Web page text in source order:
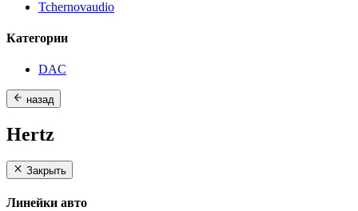
Tchernovaudio
Категории
DAC
назад
Hertz
Закрыть
Линейки авто